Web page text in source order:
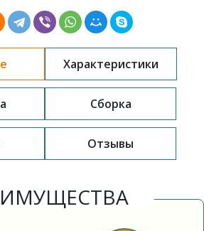
Характеристики
Сборка
Отзывы